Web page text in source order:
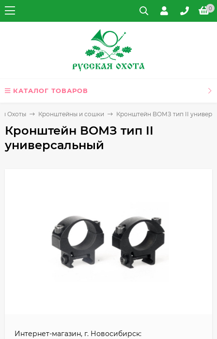
0
КАТАЛОГ ТОВАРОВ
Охоты Кронштейны и сошки Кронштейн ВОМЗ тип II
Кронштейн ВОМЗ тип II
универсальный
Интернет-магазин, г. Новосибирск: